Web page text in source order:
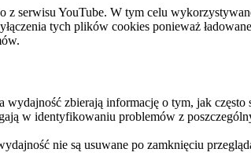
z serwisu YouTube. W tym celu
tych plików cookies ponieważ
zbierają informację o tym, jak
w identyfikowaniu problemów z
nie są usuwane po zamknięciu